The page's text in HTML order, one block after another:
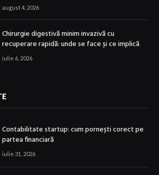
august 4, 2026
Chirurgie digestivă minim invazivă cu
recuperare rapidă: unde se face și ce implică
iulie 6, 2026
Contabilitate startup: cum pornești corect pe
partea financiară
iulie 31, 2026